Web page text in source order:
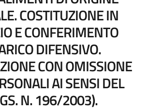
COSTITUZIONE IN
E CONFERIMENTO
DIFENSIVO.
CON OMISSIONE
AI SENSI DEL
N. 196/2003).